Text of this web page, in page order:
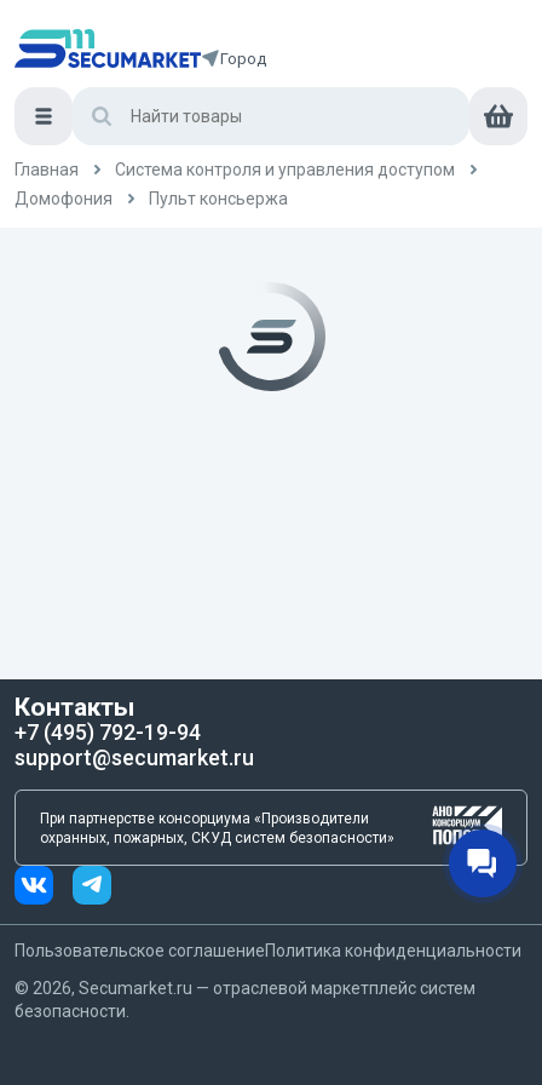
Город
Главная
Система контроля и управления доступом
Домофония
Пульт консьержа
Контакты
+7 (495) 792-19-94
support@secumarket.ru
При партнерстве консорциума «Производители
охранных, пожарных, СКУД систем безопасности»
Пользовательское соглашениеПолитика конфиденциальности
© 2026, Secumarket.ru — отраслевой маркетплейс систем
безопасности.